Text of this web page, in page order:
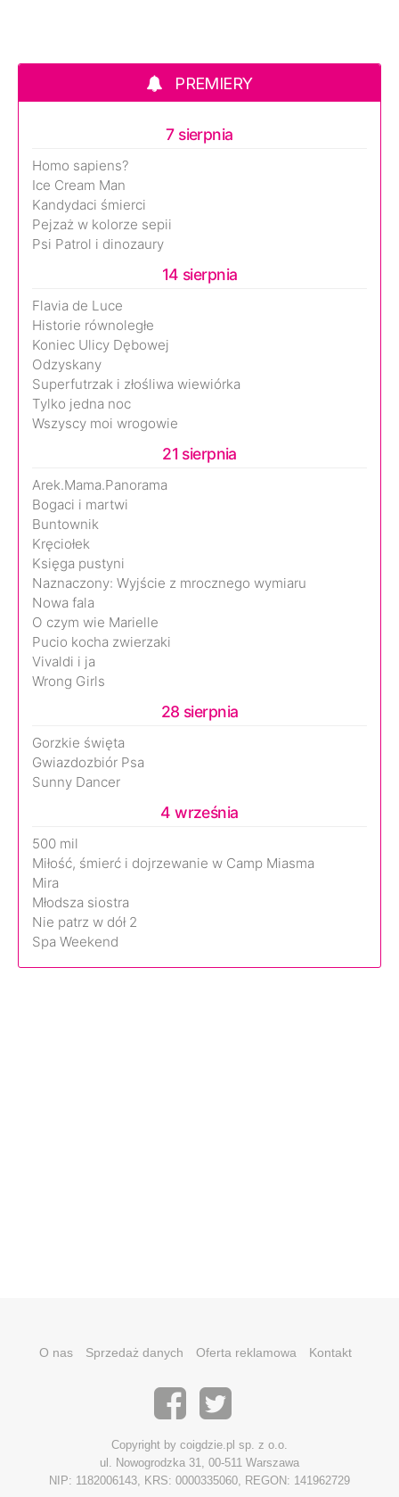
PREMIERY
7 sierpnia
Homo sapiens?
Ice Cream Man
Kandydaci śmierci
Pejzaż w kolorze sepii
Psi Patrol i dinozaury
14 sierpnia
Flavia de Luce
Historie równoległe
Koniec Ulicy Dębowej
Odzyskany
Superfutrzak i złośliwa wiewiórka
Tylko jedna noc
Wszyscy moi wrogowie
21 sierpnia
Arek.Mama.Panorama
Bogaci i martwi
Buntownik
Kręciołek
Księga pustyni
Naznaczony: Wyjście z mrocznego wymiaru
Nowa fala
O czym wie Marielle
Pucio kocha zwierzaki
Vivaldi i ja
Wrong Girls
28 sierpnia
Gorzkie święta
Gwiazdozbiór Psa
Sunny Dancer
4 września
500 mil
Miłość, śmierć i dojrzewanie w Camp Miasma
Mira
Młodsza siostra
Nie patrz w dół 2
Spa Weekend
O nas Sprzedaż danych Oferta reklamowa Kontakt
Copyright by coigdzie.pl sp. z o.o.
ul. Nowogrodzka 31, 00-511 Warszawa
NIP: 1182006143, KRS: 0000335060, REGON: 141962729